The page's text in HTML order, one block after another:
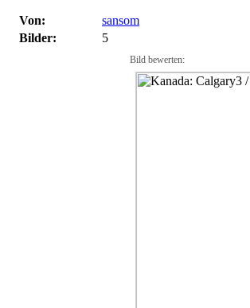
Von:
sansom
Bilder:
5
Bild bewerten: